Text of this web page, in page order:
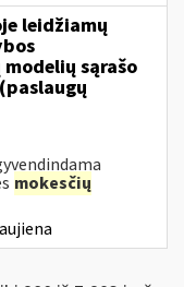
leidžiamų
sąrašo
mokesčių